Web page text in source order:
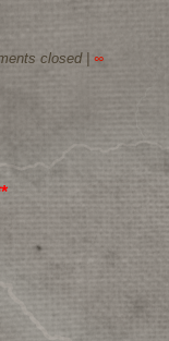
closed| ∞